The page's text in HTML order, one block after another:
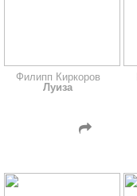
Филипп Киркоров
Луиза